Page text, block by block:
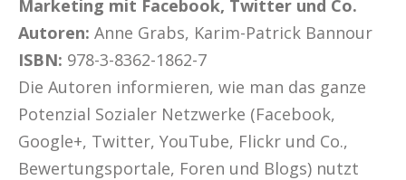
Marketing mit Facebook, Twitter und Co.
Autoren: Anne Grabs, Karim-Patrick Bannour
ISBN: 978-3-8362-1862-7
Die Autoren informieren, wie man das ganze
Potenzial Sozialer Netzwerke (Facebook,
Google+, Twitter, YouTube, Flickr und Co.,
Bewertungsportale, Foren und Blogs) nutzt